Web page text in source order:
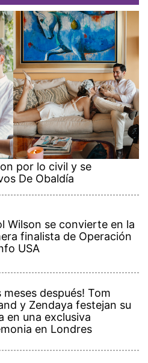
por lo civil y se
De Obaldía
Wilson se convierte en la
finalista de Operación
USA
meses después! Tom
y Zendaya festejan su
en una exclusiva
en Londres